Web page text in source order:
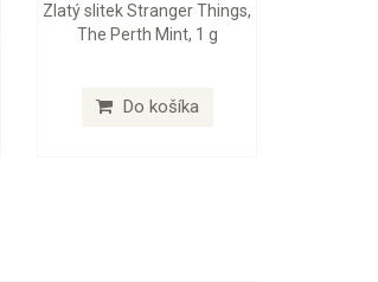
Zlatý slitek Stranger Things,
The Perth Mint, 1 g
Do košíka